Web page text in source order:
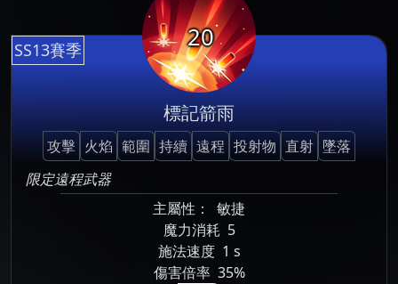
SS13賽季 20
標記箭雨
攻擊 火焰 範圍 持續 遠程 投射物 直射 墜落
限定遠程武器
主屬性：
敏捷
魔力消耗 5
施法速度 1 s
傷害倍率 35%